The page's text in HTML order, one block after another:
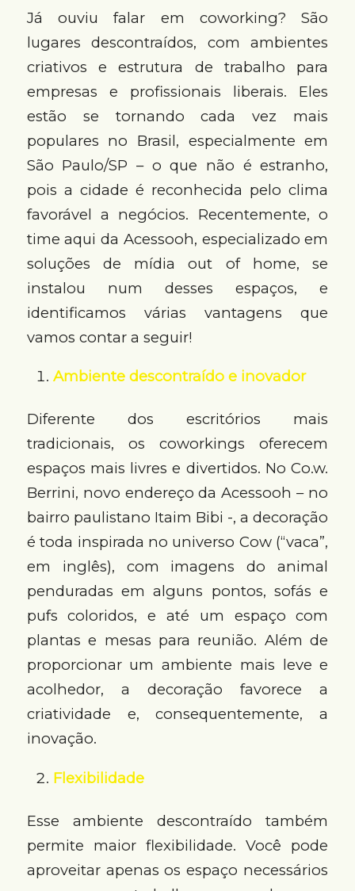
Já ouviu falar em coworking? São
lugares descontraídos, com ambientes
criativos e estrutura de trabalho para
empresas e profissionais liberais. Eles
estão se tornando cada vez mais
populares no Brasil, especialmente em
São Paulo/SP – o que não é estranho,
pois a cidade é reconhecida pelo clima
favorável a negócios. Recentemente, o
time aqui da Acessooh, especializado em
soluções de mídia out of home, se
instalou num desses espaços, e
identificamos várias vantagens que
vamos contar a seguir!
Ambiente descontraído e inovador
Diferente dos escritórios mais
tradicionais, os coworkings oferecem
espaços mais livres e divertidos. No Co.w.
Berrini, novo endereço da Acessooh – no
bairro paulistano Itaim Bibi -, a decoração
é toda inspirada no universo Cow (“vaca”,
em inglês), com imagens do animal
penduradas em alguns pontos, sofás e
pufs coloridos, e até um espaço com
plantas e mesas para reunião. Além de
proporcionar um ambiente mais leve e
acolhedor, a decoração favorece a
criatividade e, consequentemente, a
inovação.
Flexibilidade
Esse ambiente descontraído também
permite maior flexibilidade. Você pode
aproveitar apenas os espaço necessários